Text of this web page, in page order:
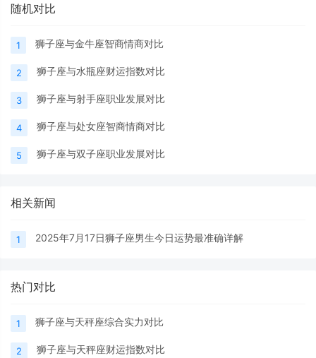
随机对比
1 狮子座与金牛座智商情商对比
2 狮子座与水瓶座财运指数对比
3 狮子座与射手座职业发展对比
4 狮子座与处女座智商情商对比
5 狮子座与双子座职业发展对比
相关新闻
1 2025年7月17日狮子座男生今日运势最准确详解
热门对比
1 狮子座与天秤座综合实力对比
2 狮子座与天秤座财运指数对比